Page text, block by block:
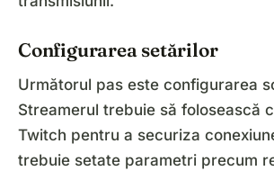
Configurarea setărilor
Următorul pas este configurarea
Streamerul trebuie să folosească
Twitch pentru a securiza
trebuie setate parametri precum